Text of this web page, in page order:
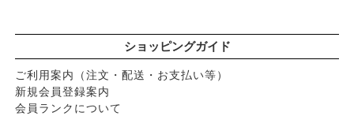
ショッピングガイド
ご利用案内（注文・配送・お支払い等）
新規会員登録案内
会員ランクについて